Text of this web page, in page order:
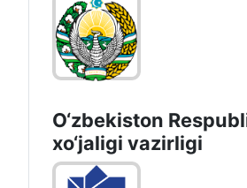
O‘zbekiston
хo‘jaligi vazirligi